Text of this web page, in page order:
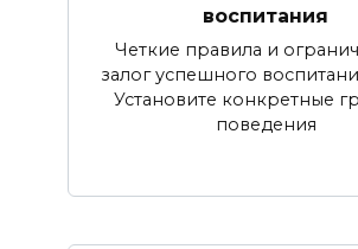
воспитания
Четкие правила и
залог успешного
Установите конкретные
поведения